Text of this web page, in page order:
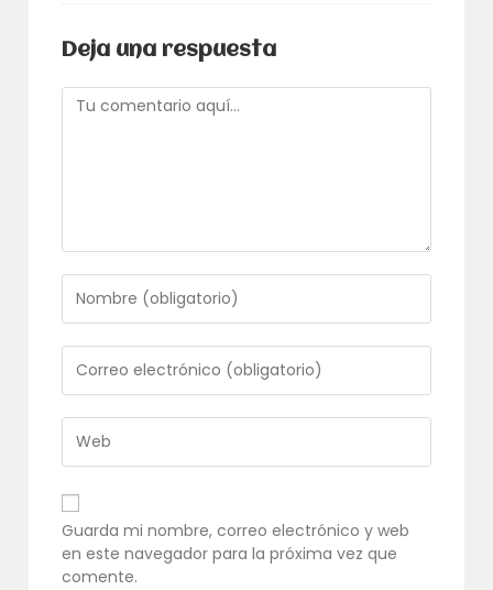
Deja una respuesta
Comentario
tu
nombre
o
nombre
de
usuario
para
comentar
tu
dirección
de
correo
electrónico
para
comentar
URL
de
tu
web
(opcional)
Guarda mi nombre, correo electrónico y web
en este navegador para la próxima vez que
comente.